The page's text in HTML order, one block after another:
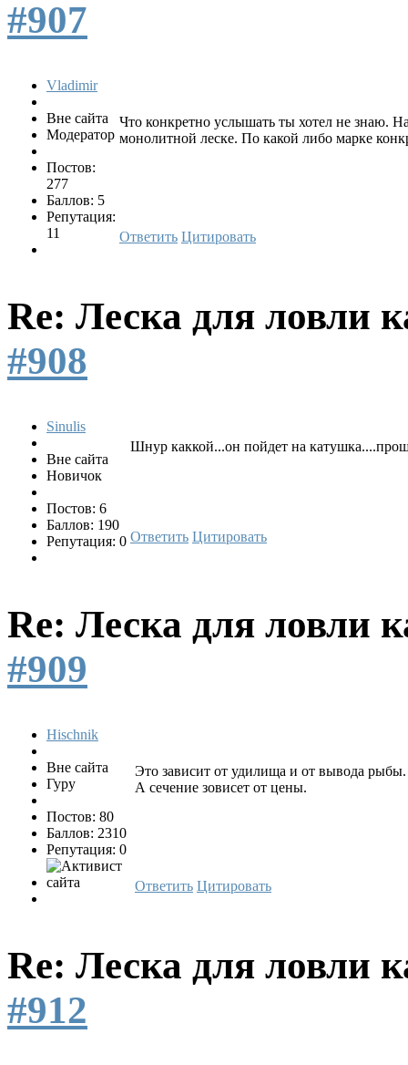
#907
Vladimir
Вне сайта
Модератор
Постов:
277
Баллов: 5
Репутация:
11
Что конкретно услышать ты хотел не знаю.
монолитной леске. По какой либо марке
Ответить Цитировать
Re: Леска для ловли
#908
Sinulis
Вне сайта
Новичок
Постов: 6
Баллов: 190
Репутация: 0
Шнур каккой...он пойдет на
Ответить Цитировать
Re: Леска для ловли
#909
Hischnik
Вне сайта
Гуру
Постов: 80
Баллов: 2310
Репутация: 0
Это зависит от удилища и от вывода
А сечение зовисет от цены.
Ответить Цитировать
Re: Леска для ловли
#912